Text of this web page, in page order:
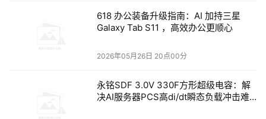
新的数据进行恢复，而这份数据是没有被勒索病毒感染的。
目前，主流的CDP有很多维度，包括基于存储数据块的，存
的数据还原细粒度也有所差别，根据恢复的细粒度的大小，
真CDP技术是持续不间断的监控并备份数据变化，可以恢复
618 办公装备升级指南：AI 加持三星
Galaxy Tab S11 ，高效办公更顺心
2026年05月26日 20点00分
永铭SDF 3.0V 330F方形超级电容：解
决AI服务器PCS高di/dt瞬态负载冲击难